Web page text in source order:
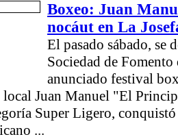
Boxeo: Juan
nocáut en La
El pasado sábado, se
Sociedad de
anunciado festival
Juan Manuel "El
Super Ligero,
...